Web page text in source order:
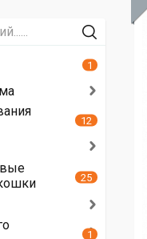
1
12
25
1